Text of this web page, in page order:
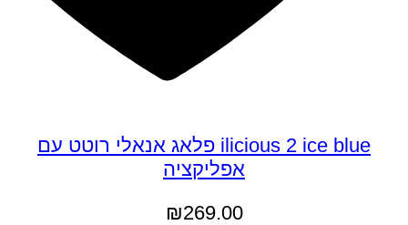
ilicious 2 ice blue פלאג אנאלי רוטט עם
אפליקציה
₪269.00